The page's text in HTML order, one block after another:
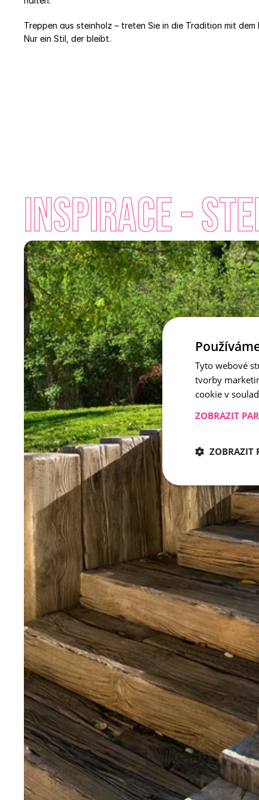
Treppen aus steinholz – treten Sie in die Tradition mit
Nur ein Stil, der bleibt.
INSPIRACE -
Tyto webové
tvorby
cookie v
ZOBRAZIT
ZOBRAZIT
Nezbytně
Nezbytně nutné
stránky nelze bez
Název
laravel_session
udid
XSRF-TOKEN